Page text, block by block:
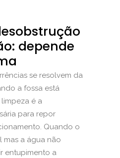
depende
se resolvem da
a fossa está
é a
para repor
Quando o
mas a água não
entupimento a